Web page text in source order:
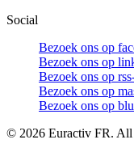
Social
Bezoek ons op
Bezoek ons op
Bezoek ons op
Bezoek ons op
Bezoek ons op
© 2026 Euractiv FR. All